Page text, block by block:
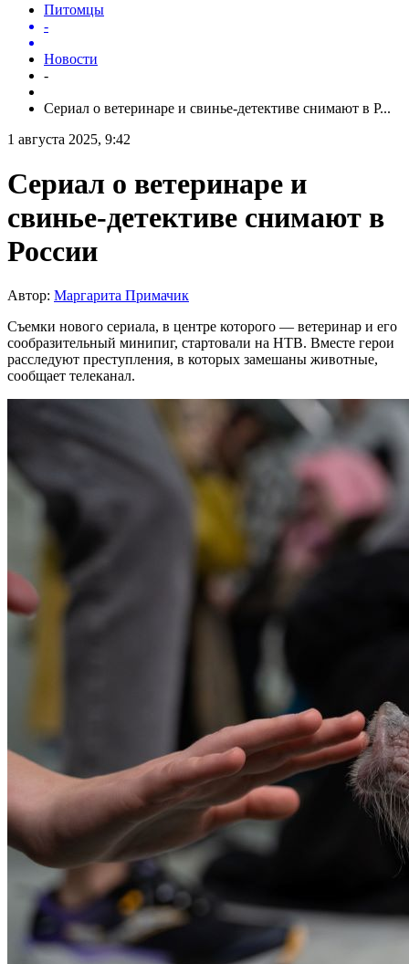
Питомцы
-
Новости
-
Сериал о ветеринаре и свинье-детективе снимают в Р...
1 августа 2025, 9:42
Сериал о ветеринаре и
свинье-детективе снимают в
России
Автор: Маргарита Примачик
Съемки нового сериала, в центре которого — ветеринар и его
сообразительный минипиг, стартовали на НТВ. Вместе герои
расследуют преступления, в которых замешаны животные,
сообщает телеканал.